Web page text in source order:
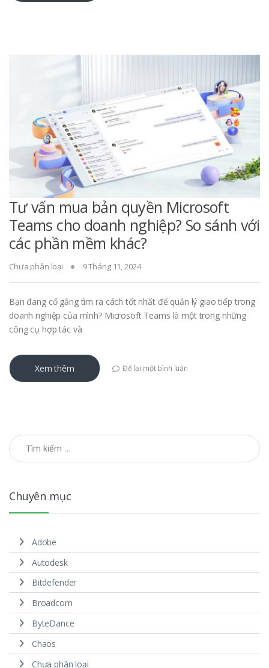
Tư vấn mua bản quyền Microsoft
Teams cho doanh nghiệp? So sánh với
các phần mềm khác?
Chưa phân loại 9 Tháng 11, 2024
Bạn đang cố gắng tìm ra cách tốt nhất để quản lý giao tiếp trong
doanh nghiệp của mình? Microsoft Teams là một trong những
công cụ hợp tác và
Xem thêm Để lại một bình luận
Tìm kiếm cho:
Chuyên mục
Adobe
Autodesk
Bitdefender
Broadcom
ByteDance
Chaos
Chưa phân loại